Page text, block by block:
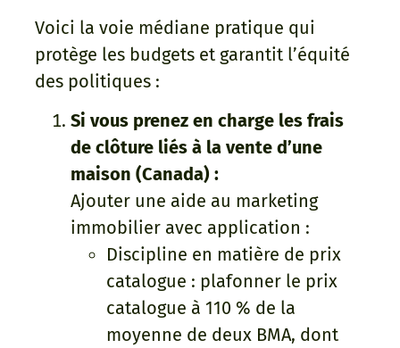
Voici la voie médiane pratique qui
protège les budgets et garantit l’équité
des politiques :
Si vous prenez en charge les frais
de clôture liés à la vente d’une
maison (Canada) :
Ajouter une aide au marketing
immobilier avec application :
Discipline en matière de prix
catalogue : plafonner le prix
catalogue à 110 % de la
moyenne de deux BMA, dont